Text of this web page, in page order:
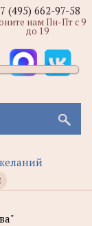
(495) 662-97-58
нам Пн-Пт с 9
до 19